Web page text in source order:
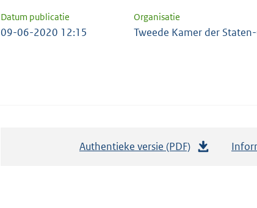
Datum publicatie Organisatie
09-06-2020 12:15 Tweede Kamer der
Authentieke versie (PDF)